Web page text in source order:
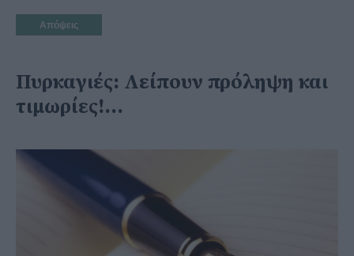
Απόψεις
Πυρκαγιές: Λείπουν πρόληψη και
τιμωρίες!...